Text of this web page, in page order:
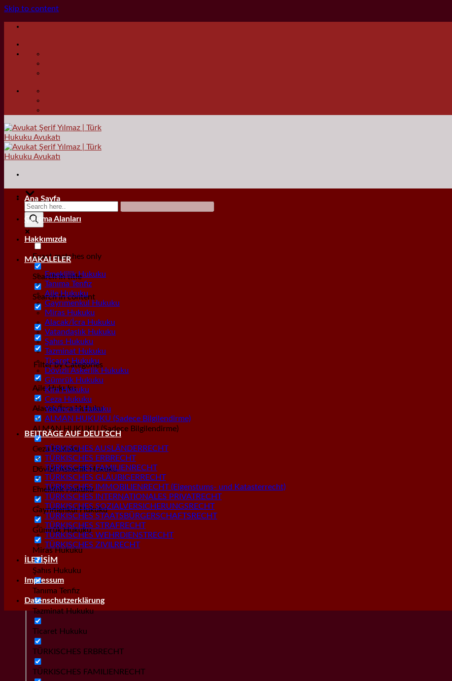
Skip to content
Exact matches only
Search in title
Search in content
Filter by Categories
Aile Hukuku
Alacak/İcra Hukuku
ALMAN HUKUKU (Sadece Bilgilendirme)
Ceza Hukuku
Dövizli Askerlik Hukuku
Emeklilik Hukuku
Gayrımenkul Hukuku
Gümrük Hukuku
Miras Hukuku
Şahıs Hukuku
Tanıma Tenfiz
Tazminat Hukuku
Ticaret Hukuku
TÜRKISCHES ERBRECHT
TÜRKISCHES FAMILIENRECHT
Ana Sayfa
Çalışma Alanları
Hakkımızda
MAKALELER
Emeklilik Hukuku
Tanıma Tenfiz
Aile Hukuku
Gayrımenkul Hukuku
Miras Hukuku
Alacak/İcra Hukuku
Vatandaşlık Hukuku
Şahıs Hukuku
Tazminat Hukuku
Ticaret Hukuku
Dövizli Askerlik Hukuku
Gümrük Hukuku
Kira Hukuku
Ceza Hukuku
Yabancılar Hukuku
ALMAN HUKUKU (Sadece Bilgilendirme)
BEITRÄGE AUF DEUTSCH
TÜRKISCHES AUSLÄNDERRECHT
TÜRKISCHES ERBRECHT
TÜRKISCHES FAMILIENRECHT
TÜRKISCHES GLÄUBIGERRECHT
TÜRKISCHES IMMOBILIENRECHT (Eigenstums- und Katasterrecht)
TÜRKISCHES INTERNATIONALES PRIVATRECHT
TÜRKISCHES SOZIALVERSICHERUNGSRECHT
TÜRKISCHES STAATSBÜRGERSCHAFTSRECHT
TÜRKISCHES STRAFRECHT
TÜRKISCHES WEHRDIENSTRECHT
TÜRKISCHES ZIVILRECHT
İLETİŞİM
Impressum
Datenschutzerklärung